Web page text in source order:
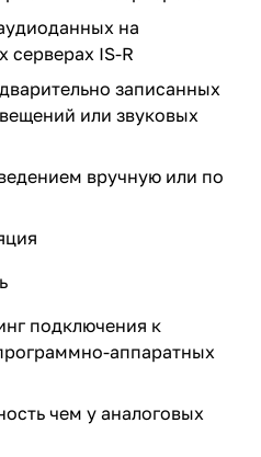
на
серверах IS-R
записанных
или звуковых
вручную или по
подключения к
аппаратных
чем у аналоговых